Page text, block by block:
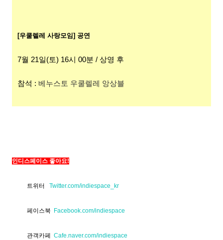
[우쿨렐레 사랑모임] 공연
7월 21일(토) 16시 00분 / 상영 후
참석 : 베누스토 우쿨렐레 앙상블
인디스페이스 좋아요!
트위터 Twitter.com/indiespace_kr
페이스북 Facebook.com/indiespace
관객카페 Cafe.naver.com/indiespace